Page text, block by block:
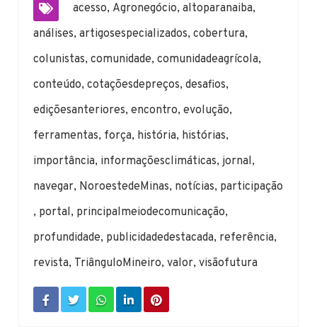
acesso, Agronegócio,altoparanaiba,
análises,artigosespecializados,cobertura,
colunistas,comunidade,comunidadeagrícola,
conteúdo,cotaçõesdepreços,desafios,
ediçõesanteriores,encontro,evolução,
ferramentas, força, história, histórias,
importância, informaçõesclimáticas, jornal,
navegar, NoroestedeMinas, notícias, participação
, portal, principalmeiodecomunicação,
profundidade, publicidadedestacada, referência,
revista, TriânguloMineiro,valor,visãofutura